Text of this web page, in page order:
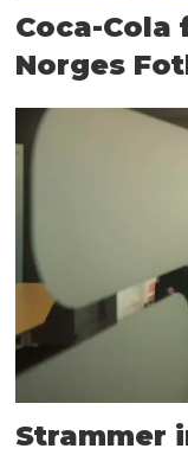
Coca-
Norges
Strammer